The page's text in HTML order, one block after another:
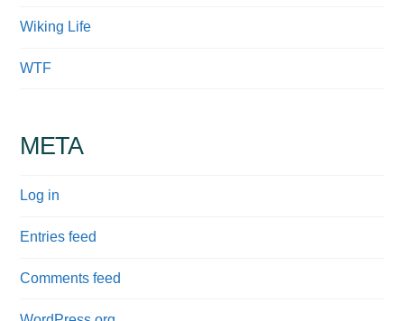
Wiking Life
WTF
META
Log in
Entries feed
Comments feed